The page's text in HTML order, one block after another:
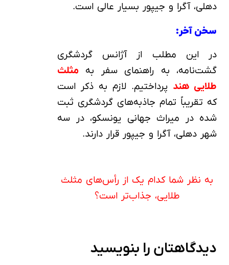
دهلی، آگرا و جیپور بسیار عالی است.
سخن آخر:
در این مطلب از آژانس گردشگری
گشت‌نامه، به راهنمای سفر به مثلث
طلایی هند پرداختیم. لازم به ذکر است
که تقریباً تمام جاذبه‌های گردشگری ثبت
شده در میراث جهانی یونسکو، در سه
شهر دهلی، آگرا و جیپور قرار دارند.
به نظر شما کدام یک از رأس‌های مثلث
طلایی، جذاب‌تر است؟
دیدگاهتان را بنویسید